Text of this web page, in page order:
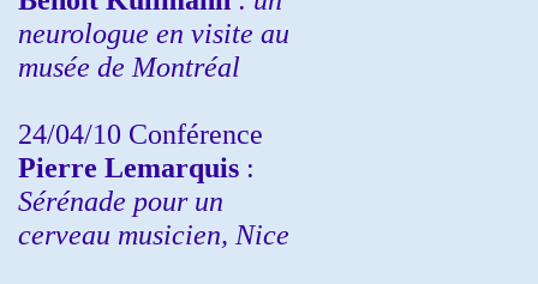
neurologue en visite au
musée de Montréal
24/04/10 Conférence
Pierre Lemarquis :
Sérénade pour un
cerveau musicien, Nice